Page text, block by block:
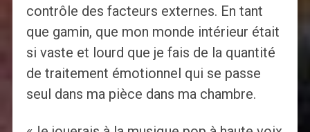
contrôle des facteurs externes. En tant
que gamin, que mon monde intérieur était
si vaste et lourd que je fais de la quantité
de traitement émotionnel qui se passe
seul dans ma pièce dans ma chambre.